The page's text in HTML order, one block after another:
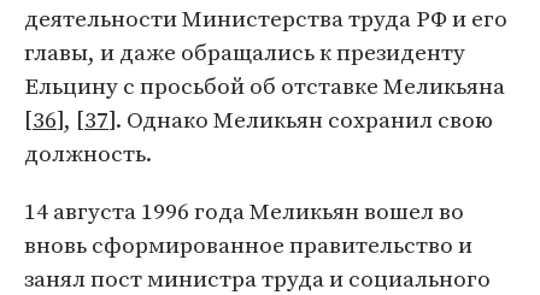
деятельности Министерства труда РФ и его
главы, и даже обращались к президенту
Ельцину с просьбой об отставке Меликьяна
[36], [37]. Однако Меликьян сохранил свою
должность.
14 августа 1996 года Меликьян вошел во
вновь сформированное правительство и
занял пост министра труда и социального